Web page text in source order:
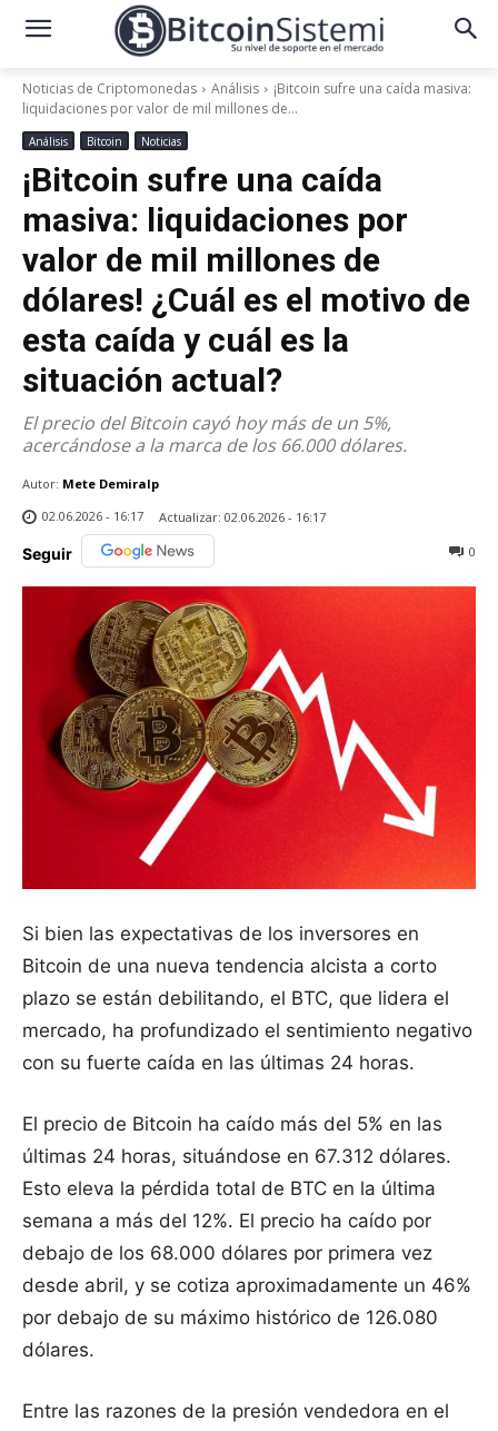
Noticias de Criptomonedas Análisis
¡Bitcoin sufre una caída masiva:
liquidaciones por valor de mil millones de...
Análisis Bitcoin Noticias
¡Bitcoin sufre una caída
masiva: liquidaciones por
valor de mil millones de
dólares! ¿Cuál es el motivo de
esta caída y cuál es la
situación actual?
El precio del Bitcoin cayó hoy más de un 5%,
acercándose a la marca de los 66.000 dólares.
Autor: Mete Demiralp
02.06.2026 - 16:17
Actualizar: 02.06.2026 - 16:17
Seguir 0
Si bien las expectativas de los inversores en
Bitcoin de una nueva tendencia alcista a corto
plazo se están debilitando, el BTC, que lidera el
mercado, ha profundizado el sentimiento negativo
con su fuerte caída en las últimas 24 horas.
El precio de Bitcoin ha caído más del 5% en las
últimas 24 horas, situándose en 67.312 dólares.
Esto eleva la pérdida total de BTC en la última
semana a más del 12%. El precio ha caído por
debajo de los 68.000 dólares por primera vez
desde abril, y se cotiza aproximadamente un 46%
por debajo de su máximo histórico de 126.080
dólares.
Entre las razones de la presión vendedora en el